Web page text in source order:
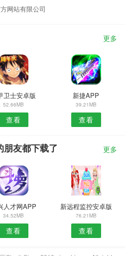
网站有限公司
更多
卫士安卓版
52.66MB
查看
新捷APP
39.21MB
查看
朋友都下载了 更多
人才网APP
34.52MB
查看
新远程监控安卓版
76.21MB
查看